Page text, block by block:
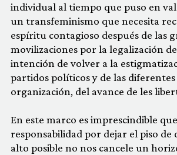
individual al tiempo que puso en
un transfeminismo que necesita
espíritu contagioso después de las
movilizaciones por la legalización
intención de volver a la
partidos políticos y de las
organización, del avance de les
En este marco es imprescindible
responsabilidad por dejar el piso de
alto posible no nos cancele un